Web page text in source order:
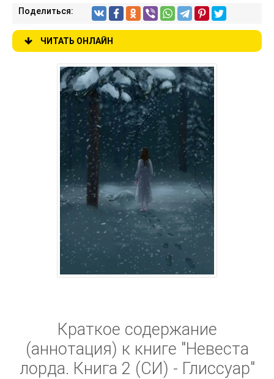
Поделиться:
ЧИТАТЬ ОНЛАЙН
Краткое содержание
(аннотация) к книге "Невеста
лорда. Книга 2 (СИ) - Глиссуар"